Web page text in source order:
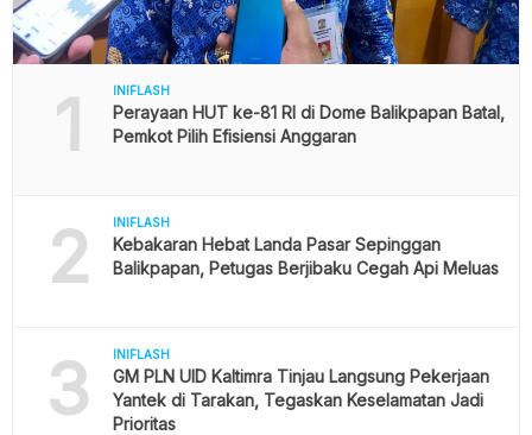
1 INIFLASH
Perayaan HUT ke-81 RI di Dome Balikpapan Batal,
Pemkot Pilih Efisiensi Anggaran
2 INIFLASH
Kebakaran Hebat Landa Pasar Sepinggan
Balikpapan, Petugas Berjibaku Cegah Api Meluas
3 INIFLASH
GM PLN UID Kaltimra Tinjau Langsung Pekerjaan
Yantek di Tarakan, Tegaskan Keselamatan Jadi
Prioritas